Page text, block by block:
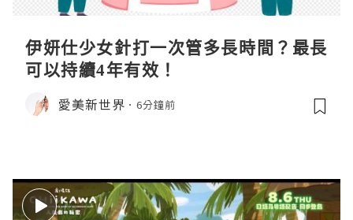
伊妍仕少女針打一次管多長時間？最長
可以持續4年有效！
愛美新世界 6分鐘前